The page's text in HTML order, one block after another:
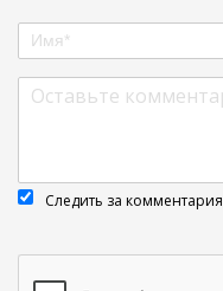
Следить за